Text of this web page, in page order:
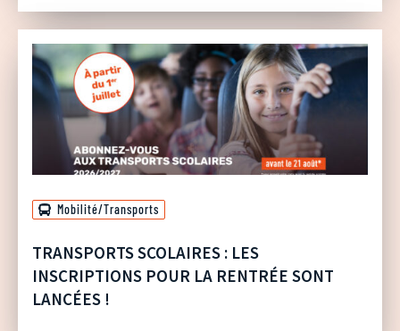
Mobilité/Transports
TRANSPORTS SCOLAIRES : LES
INSCRIPTIONS POUR LA RENTRÉE SONT
LANCÉES !